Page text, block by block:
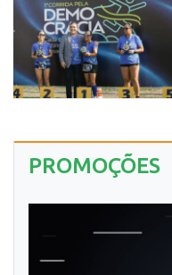
PROMOÇÕES